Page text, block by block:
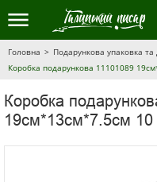
Головна Подарункова упаковка та
Коробка подарункова 11101089
Коробка
19см*13см*7.5см 10